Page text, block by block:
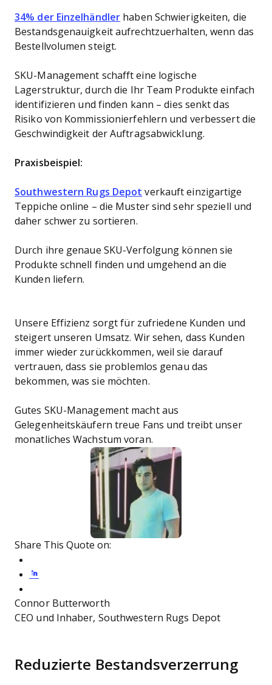
34% der Einzelhändler haben Schwierigkeiten, die
Bestandsgenauigkeit aufrechtzuerhalten, wenn das
Bestellvolumen steigt.
SKU-Management schafft eine logische
Lagerstruktur, durch die Ihr Team Produkte einfach
identifizieren und finden kann – dies senkt das
Risiko von Kommissionierfehlern und verbessert die
Geschwindigkeit der Auftragsabwicklung.
Praxisbeispiel:
Southwestern Rugs Depot verkauft einzigartige
Teppiche online – die Muster sind sehr speziell und
daher schwer zu sortieren.
Durch ihre genaue SKU-Verfolgung können sie
Produkte schnell finden und umgehend an die
Kunden liefern.
Unsere Effizienz sorgt für zufriedene Kunden und
steigert unseren Umsatz. Wir sehen, dass Kunden
immer wieder zurückkommen, weil sie darauf
vertrauen, dass sie problemlos genau das
bekommen, was sie möchten.
Gutes SKU-Management macht aus
Gelegenheitskäufern treue Fans und treibt unser
monatliches Wachstum voran.
Share This Quote on:
Connor Butterworth
CEO und Inhaber, Southwestern Rugs Depot
Reduzierte Bestandsverzerrung